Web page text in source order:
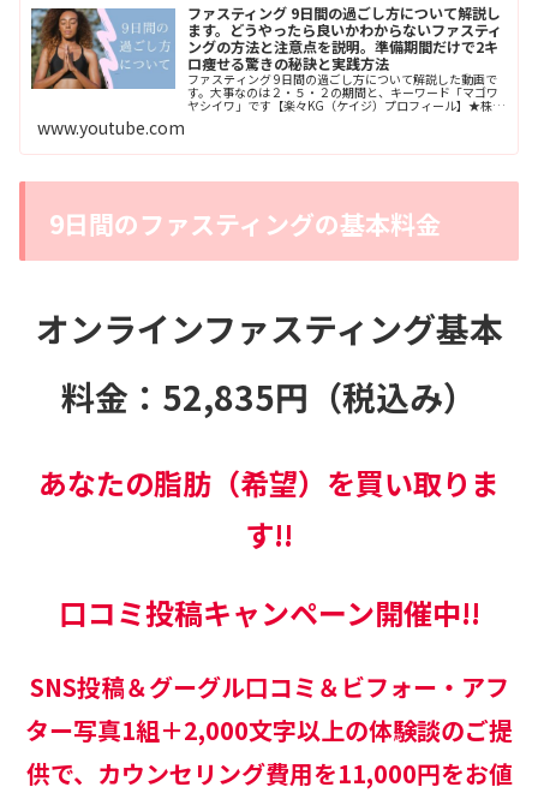
ファスティング 9日間の過ごし方について解説し
ます。どうやったら良いかわからないファスティ
ングの方法と注意点を説明。準備期間だけで2キ
ロ痩せる驚きの秘訣と実践方法
ファスティング 9日間の過ごし方について解説した動画で
す。大事なのは２・５・２の期間と、キーワード「マゴワ
ヤシイワ」です【楽々KG（ケイジ）プロフィール】★株式
www.youtube.com
9日間のファスティングの基本料金
オンラインファスティング基本
料金：52,835円（税込み）
あなたの脂肪（希望）を買い取りま
す!!
口コミ投稿キャンペーン開催中!!
SNS投稿＆グーグル口コミ ＆ ビフォー・アフ
ター写真1組＋2,000文字以上の体験談のご提
供で、カウンセリング費用を11,000円をお値